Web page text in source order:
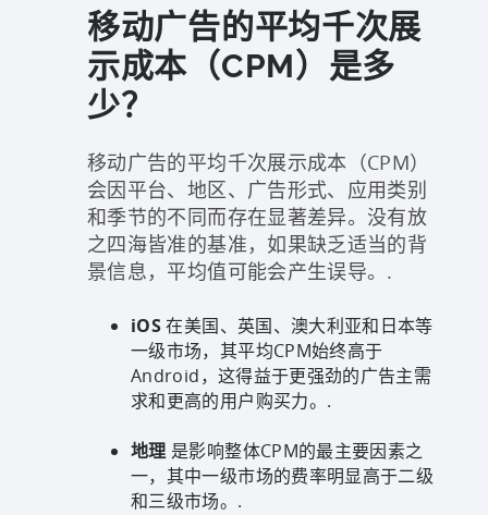
移动广告的平均千次展
示成本（CPM）是多
少？
移动广告的平均千次展示成本（CPM）
会因平台、地区、广告形式、应用类别
和季节的不同而存在显著差异。没有放
之四海皆准的基准，如果缺乏适当的背
景信息，平均值可能会产生误导。.
iOS在美国、英国、澳大利亚和日本等
一级市场，其平均CPM始终高于
Android，这得益于更强劲的广告主需
求和更高的用户购买力。.
地理 是影响整体CPM的最主要因素之
一，其中一级市场的费率明显高于二级
和三级市场。.